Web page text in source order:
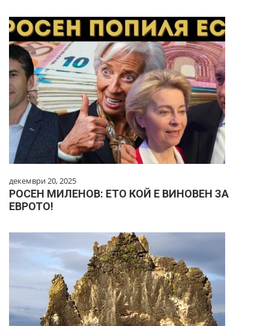
декември 20, 2025
РОСЕН МИЛЕНОВ: ЕТО КОЙ Е ВИНОВЕН ЗА
ЕВРОТО!